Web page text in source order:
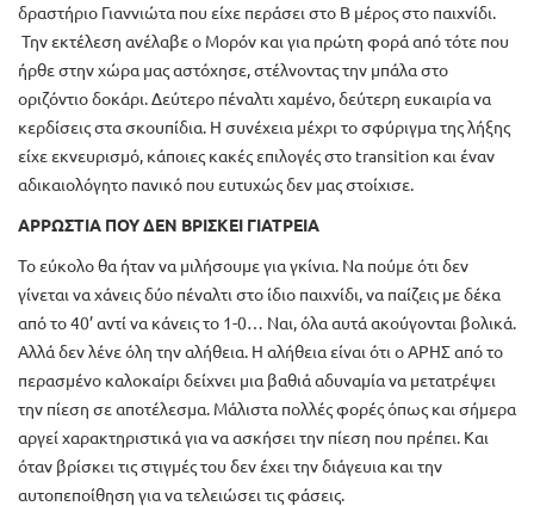
δραστήριο Γιαννιώτα που είχε περάσει στο Β μέρος στο παιχνίδι.
Την εκτέλεση ανέλαβε ο Μορόν και για πρώτη φορά από τότε που
ήρθε στην χώρα μας αστόχησε, στέλνοντας την μπάλα στο
οριζόντιο δοκάρι. Δεύτερο πέναλτι χαμένο, δεύτερη ευκαιρία να
κερδίσεις στα σκουπίδια. Η συνέχεια μέχρι το σφύριγμα της λήξης
είχε εκνευρισμό, κάποιες κακές επιλογές στο transition και έναν
αδικαιολόγητο πανικό που ευτυχώς δεν μας στοίχισε.
ΑΡΡΩΣΤΙΑ ΠΟΥ ΔΕΝ ΒΡΙΣΚΕΙ ΓΙΑΤΡΕΙΑ
Το εύκολο θα ήταν να μιλήσουμε για γκίνια. Να πούμε ότι δεν
γίνεται να χάνεις δύο πέναλτι στο ίδιο παιχνίδι, να παίζεις με δέκα
από το 40’ αντί να κάνεις το 1-0… Ναι, όλα αυτά ακούγονται βολικά.
Αλλά δεν λένε όλη την αλήθεια. Η αλήθεια είναι ότι ο ΑΡΗΣ από το
περασμένο καλοκαίρι δείχνει μια βαθιά αδυναμία να μετατρέψει
την πίεση σε αποτέλεσμα. Μάλιστα πολλές φορές όπως και σήμερα
αργεί χαρακτηριστικά για να ασκήσει την πίεση που πρέπει. Και
όταν βρίσκει τις στιγμές του δεν έχει την διάγευια και την
αυτοπεποίθηση για να τελειώσει τις φάσεις.